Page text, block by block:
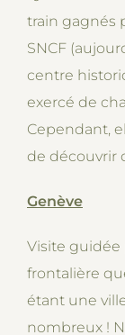
train gagnés
SNCF
centre
exercé de
Cependant,
de découvrir
Genève
Visite guidée
frontalière
étant une
nombreux !